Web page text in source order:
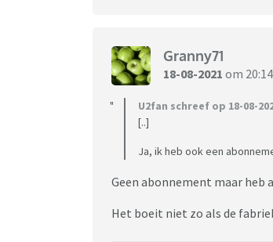
Granny71
18-08-2021 om 20:14
U2fan schreef op 18-08-
[..]
Ja, ik heb ook een
Geen abonnement maar heb
Het boeit niet zo als de